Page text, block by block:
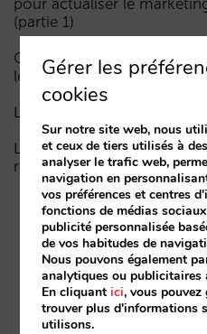
pour actualiser le
(partie 1)
Comment un hôtel apparaît
les trois couches de
La fin de l’ère « Book on
Le funnel dans l’IA est
réside dans la phase de
Gérer les
cookies
Sur notre site web, nous
et ceux de tiers utilisés à
analyser le trafic web,
navigation en
vos préférences et centres
fonctions de médias
publicité personnalisée
de vos habitudes de
Nous pouvons également
analytiques ou publicitaires
En cliquantici, vous
trouver plus d'informations
utilisons.